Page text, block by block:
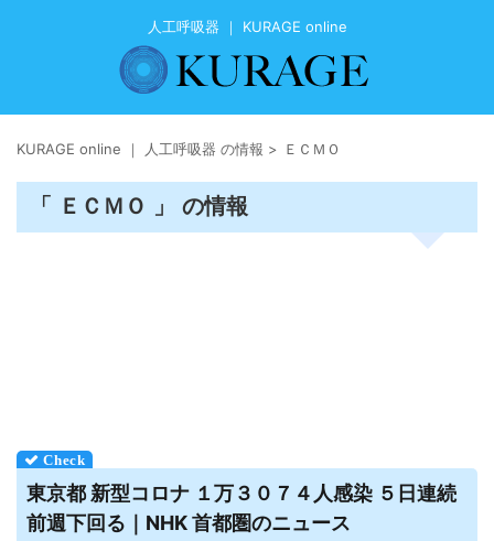
人工呼吸器 ｜ KURAGE online
KURAGE online ｜ 人工呼吸器 の情報 > ＥＣＭＯ
「 ＥＣＭＯ 」 の情報
東京都 新型コロナ １万３０７４人感染 ５日連続
前週下回る｜NHK 首都圏のニュース